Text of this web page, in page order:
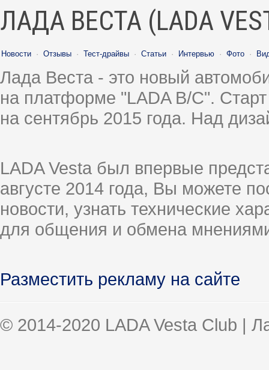
ЛАДА ВЕСТА (LADA
Новости · Отзывы · Тест-драйвы · Статьи · Интервью · Фото ·
Лада Веста - это новый
на платформе "LADA B/C".
на сентябрь 2015 года. Над
LADA Vesta был впервые
августе 2014 года, Вы можете
новости, узнать технические
для общения и обмена
Разместить рекламу на сайте
© 2014-2020 LADA Vesta Club |